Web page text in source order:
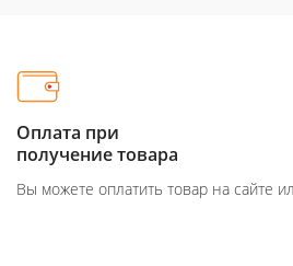
Оплата при
получение товара
Вы можете оплатить товар на сайте